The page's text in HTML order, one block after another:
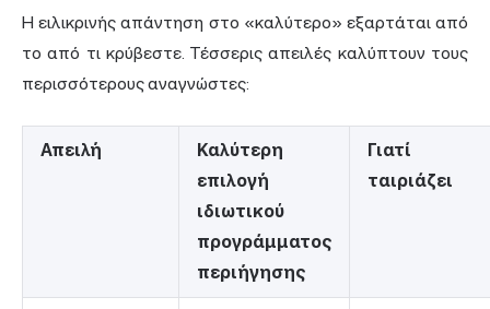
Η ειλικρινής απάντηση στο «καλύτερο» εξαρτάται από
το από τι κρύβεστε. Τέσσερις απειλές καλύπτουν τους
περισσότερους αναγνώστες:
Απειλή
Καλύτερη
επιλογή
ιδιωτικού
προγράμματος
περιήγησης
Γιατί
ταιριάζει